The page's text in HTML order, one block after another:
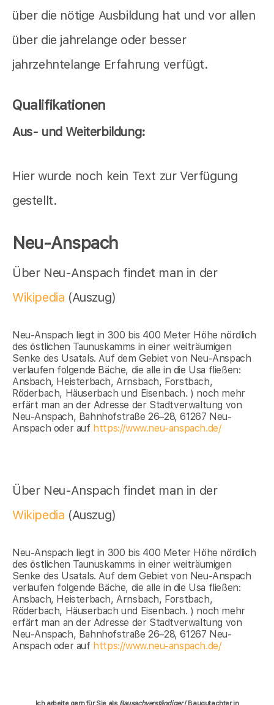
über die nötige Ausbildung hat und vor allen
über die jahrelange oder besser
jahrzehntelange Erfahrung verfügt.
Qualifikationen
Aus- und Weiterbildung:
Hier wurde noch kein Text zur Verfügung
gestellt.
Neu-Anspach
Über Neu-Anspach findet man in der
Wikipedia (Auszug)
Neu-Anspach liegt in 300 bis 400 Meter Höhe nördlich
des östlichen Taunuskamms in einer weiträumigen
Senke des Usatals. Auf dem Gebiet von Neu-Anspach
verlaufen folgende Bäche, die alle in die Usa fließen:
Ansbach, Heisterbach, Arnsbach, Forstbach,
Röderbach, Häuserbach und Eisenbach. ) noch mehr
erfärt man an der Adresse der Stadtverwaltung von
Neu-Anspach, Bahnhofstraße 26–28, 61267 Neu-
Anspach oder auf https://www.neu-anspach.de/
Über Neu-Anspach findet man in der
Wikipedia (Auszug)
Neu-Anspach liegt in 300 bis 400 Meter Höhe nördlich
des östlichen Taunuskamms in einer weiträumigen
Senke des Usatals. Auf dem Gebiet von Neu-Anspach
verlaufen folgende Bäche, die alle in die Usa fließen:
Ansbach, Heisterbach, Arnsbach, Forstbach,
Röderbach, Häuserbach und Eisenbach. ) noch mehr
erfärt man an der Adresse der Stadtverwaltung von
Neu-Anspach, Bahnhofstraße 26–28, 61267 Neu-
Anspach oder auf https://www.neu-anspach.de/
Ich arbeite gern für Sie als Bausachverständiger/ Baugutachter in